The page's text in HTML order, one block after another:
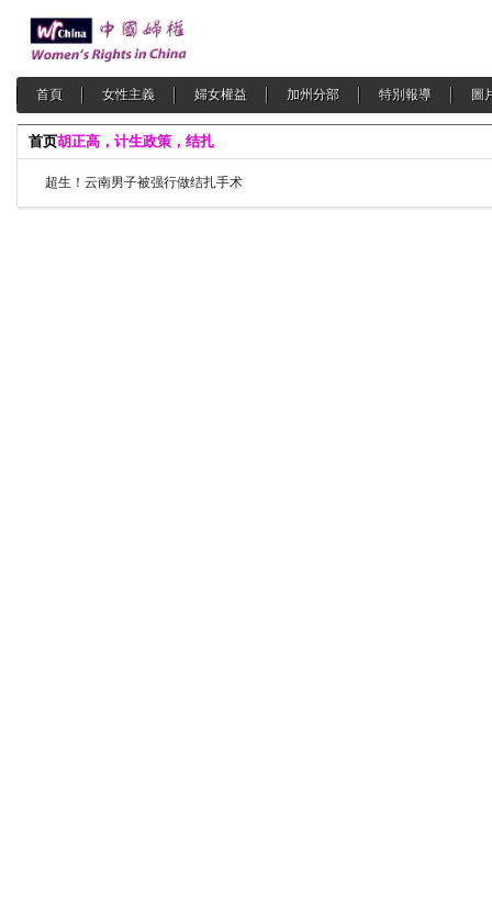
首頁 女性主義 婦女權益 加州分部 特別報導 圖
首页胡正高，计生政策，结扎
超生！云南男子被强行做结扎手术